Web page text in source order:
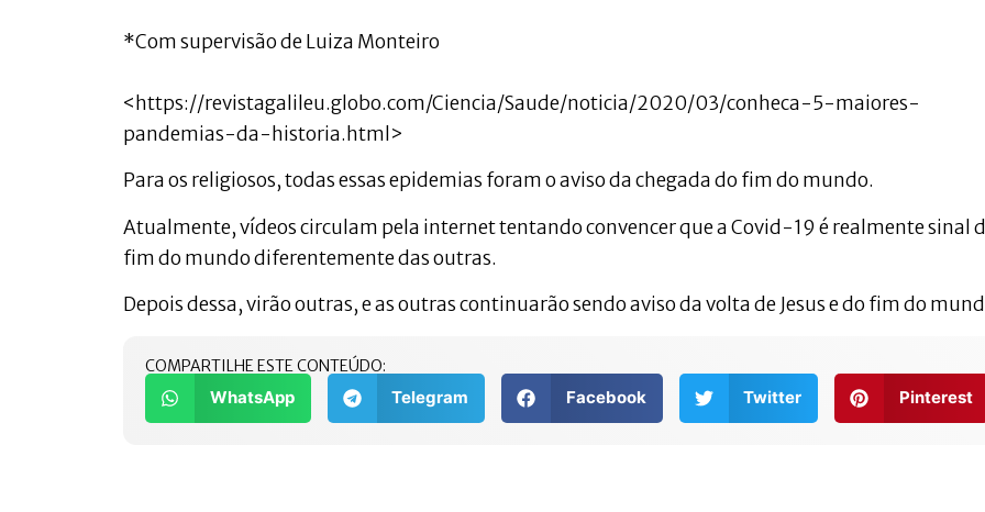
*Com supervisão de Luiza Monteiro
<https://revistagalileu.globo.com/Ciencia/Saude/noticia/2020/03/conheca-5-maiores-
pandemias-da-historia.html>
Para os religiosos, todas essas epidemias foram o aviso da chegada do fim do mundo.
Atualmente, vídeos circulam pela internet tentando convencer que a Covid-19 é realmente sinal
fim do mundo diferentemente das outras.
Depois dessa, virão outras, e as outras continuarão sendo aviso da volta de Jesus e do fim do
COMPARTILHE ESTE CONTEÚDO:
WhatsApp Telegram Facebook Twitter Pinterest